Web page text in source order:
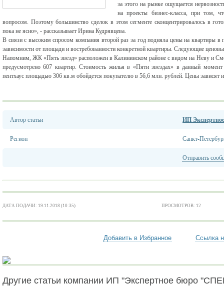
за этого на рынке ощущается
на проекты бизнес-класса, при том,
вопросом. Поэтому большинство сделок в этом сегменте сконцентрировалось в
пока не ясно», - рассказывает Ирина Кудрявцева.
В связи с высоким спросом компания второй раз за год подняла цены на квартиры
зависимости от площади и востребованности конкретной квартиры. Следующие
Напомним, ЖК «Пять звезд» расположен в Калининском районе с видом на Неву и
предусмотрено 607 квартир. Стоимость жилья в «Пяти звездах» в данный
пентхаус площадью 306 кв.м обойдется покупателю в 56,6 млн. рублей. Цены зависят
Автор статьи ИП
Регион Санкт-
Отправить
ДАТА ПОДАЧИ: 19.11.2018 (10:35) ПРОСМОТРОВ: 12
Добавить в Избранное Ссылка
Другие статьи компании ИП "Экспертное бюро